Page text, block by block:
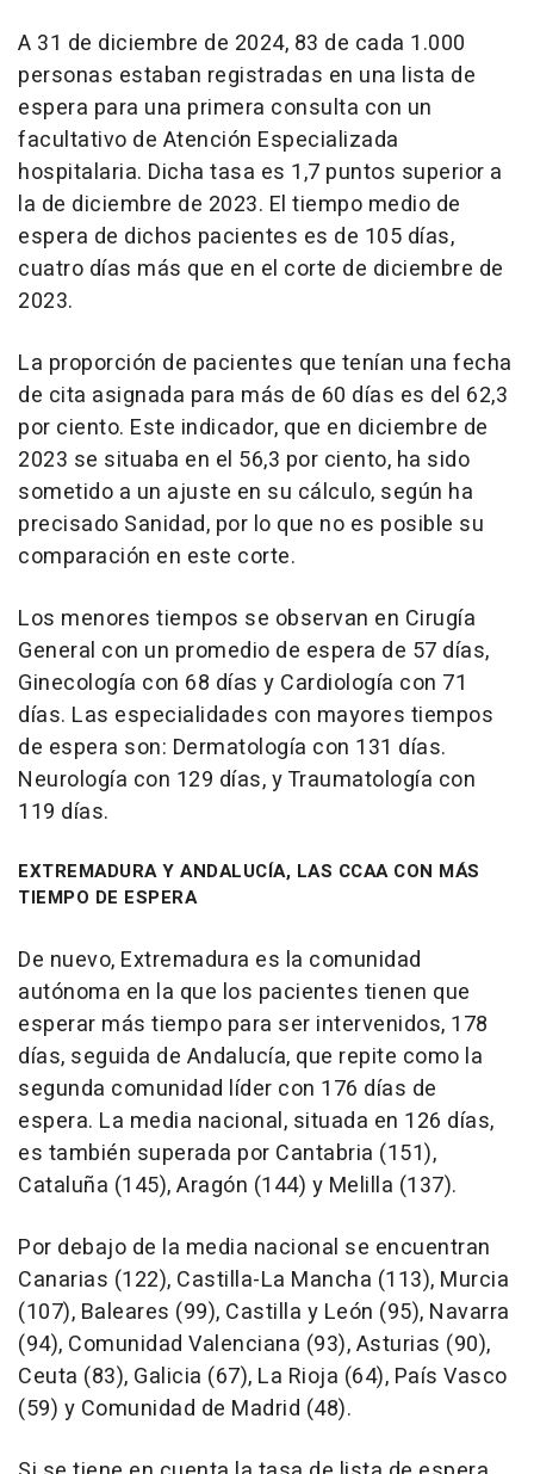
A 31 de diciembre de 2024, 83 de cada 1.000
personas estaban registradas en una lista de
espera para una primera consulta con un
facultativo de Atención Especializada
hospitalaria. Dicha tasa es 1,7 puntos superior a
la de diciembre de 2023. El tiempo medio de
espera de dichos pacientes es de 105 días,
cuatro días más que en el corte de diciembre de
2023.
La proporción de pacientes que tenían una fecha
de cita asignada para más de 60 días es del 62,3
por ciento. Este indicador, que en diciembre de
2023 se situaba en el 56,3 por ciento, ha sido
sometido a un ajuste en su cálculo, según ha
precisado Sanidad, por lo que no es posible su
comparación en este corte.
Los menores tiempos se observan en Cirugía
General con un promedio de espera de 57 días,
Ginecología con 68 días y Cardiología con 71
días. Las especialidades con mayores tiempos
de espera son: Dermatología con 131 días.
Neurología con 129 días, y Traumatología con
119 días.
EXTREMADURA Y ANDALUCÍA, LAS CCAA CON MÁS
TIEMPO DE ESPERA
De nuevo, Extremadura es la comunidad
autónoma en la que los pacientes tienen que
esperar más tiempo para ser intervenidos, 178
días, seguida de Andalucía, que repite como la
segunda comunidad líder con 176 días de
espera. La media nacional, situada en 126 días,
es también superada por Cantabria (151),
Cataluña (145), Aragón (144) y Melilla (137).
Por debajo de la media nacional se encuentran
Canarias (122), Castilla-La Mancha (113), Murcia
(107), Baleares (99), Castilla y León (95), Navarra
(94), Comunidad Valenciana (93), Asturias (90),
Ceuta (83), Galicia (67), La Rioja (64), País Vasco
(59) y Comunidad de Madrid (48).